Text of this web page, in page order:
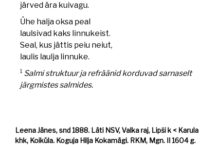
järved ära kuivagu.
Ühe halja oksa peal
laulsivad kaks linnukeist.
Seal, kus jättis peiu neiut,
laulis laulja linnuke.
1 Salmi struktuur ja refräänid korduvad sarnaselt
järgmistes salmides.
Leena Jänes, snd 1888. Läti NSV, Valka raj, Lipši k < Karula
khk, Koiküla. Koguja Hilja Kokamägi. RKM, Mgn. II 1604 g.